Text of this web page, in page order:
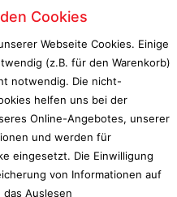
werden
Google gesendet und
Datenschutzerklärung
wird Realität
Ihren
Küche
Cookies
Webseite Cookies. Einige
(z.B. für den Warenkorb)
notwendig. Die nicht-
helfen uns bei der
Online-Angebotes, unserer
und werden für
eingesetzt. Die Einwilligung
von Informationen auf
das Auslesen